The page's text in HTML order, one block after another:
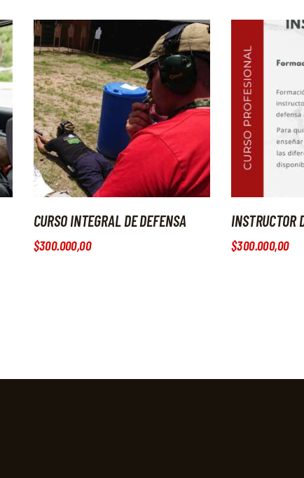
CURSO INTEGRAL DE DEFENSA
$300.000,00
INSTRUCTOR
$300.000,00